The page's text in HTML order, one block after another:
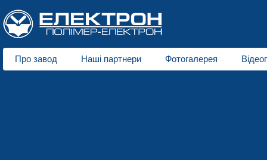
Про завод Наші партнери Фотогалерея